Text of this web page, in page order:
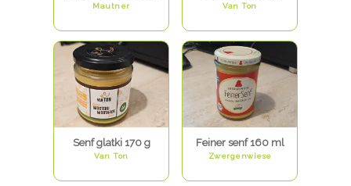
Mautner Van Ton
Senf glatki 170 g
Van Ton
Feiner senf 160 ml
Zwergenwiese